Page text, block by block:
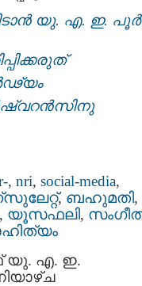
യു. എ. ഇ.
, nri, social-media,
, ബഹുമതി,
, യൂസഫലി,
യു. എ. ഇ.